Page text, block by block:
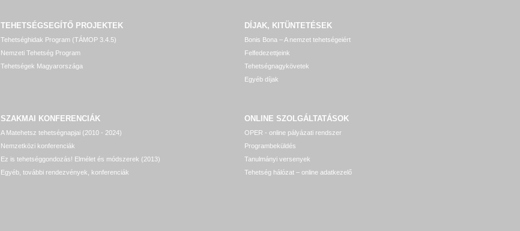
TEHETSÉGSEGÍTŐ PROJEKTEK
Tehetséghidak Program (TÁMOP 3.4.5)
Nemzeti Tehetség Program
Tehetségek Magyarországa
DÍJAK, KITÜNTETÉSEK
Bonis Bona – A nemzet tehetségeiért
Felfedezettjeink
Tehetségnagykövetek
Egyéb díjak
SZAKMAI KONFERENCIÁK
A Matehetsz tehetségnapjai (2010 - 2024)
Nemzetközi konferenciák
Ez is tehetséggondozás! Elmélet és módszerek (2013)
Egyéb, további rendezvények, konferenciák
ONLINE SZOLGÁLTATÁSOK
OPER - online pályázati rendszer
Programbeküldés
Tanulmányi versenyek
Tehetség hálózat – online adatkezelő